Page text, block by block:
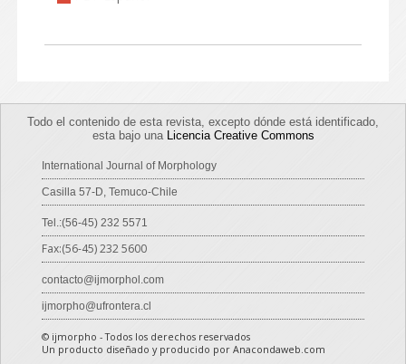
Todo el contenido de esta revista, excepto dónde está identificado,
esta bajo una Licencia Creative Commons
International Journal of Morphology
Casilla 57-D, Temuco-Chile
Tel.:(56-45) 232 5571
Fax:(56-45) 232 5600
contacto@ijmorphol.com
ijmorpho@ufrontera.cl
© ijmorpho - Todos los derechos reservados
Un producto diseñado y producido por Anacondaweb.com